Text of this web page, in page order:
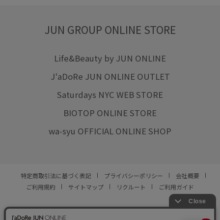
JUN GROUP ONLINE STORE
Life&Beauty by JUN ONLINE
J'aDoRe JUN ONLINE OUTLET
Saturdays NYC WEB STORE
BIOTOP ONLINE STORE
wa-syu OFFICIAL ONLINE SHOP
特定商取引法に基づく表記 プライバシーポリシー
会社概要
ご利用規約
サイトマップ リクルート ご利用ガイド